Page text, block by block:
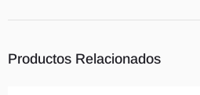
Productos Relacionados